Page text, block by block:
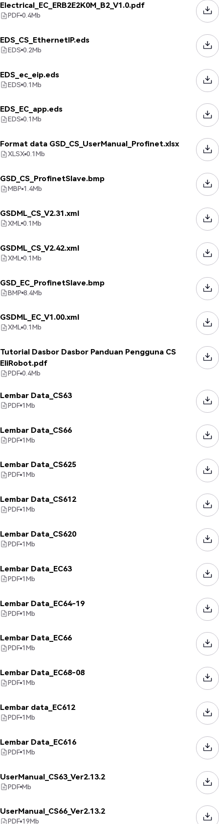
Electrical_EC_ERB2E2K0M_B2_V1.0.pdf
PDF 0.4Mb
EDS_CS_EthernetIP.eds
EDS 0.2Mb
EDS_ec_eip.eds
EDS 0.1Mb
EDS_EC_app.eds
EDS 0.1Mb
Format data GSD_CS_UserManual_Profinet.xlsx
XLSX 0.1Mb
GSD_CS_ProfinetSlave.bmp
MBP 1.4Mb
GSDML_CS_V2.31.xml
XML 0.1Mb
GSDML_CS_V2.42.xml
XML 0.1Mb
GSD_EC_ProfinetSlave.bmp
BMP 8.4Mb
GSDML_EC_V1.00.xml
XML 0.1Mb
Tutorial Dasbor Dasbor Panduan Pengguna CS
EliRobot.pdf
PDF 0.4Mb
Lembar Data_CS63
PDF 1Mb
Lembar Data_CS66
PDF 1Mb
Lembar Data_CS625
PDF 1Mb
Lembar Data_CS612
PDF 1Mb
Lembar Data_CS620
PDF 1Mb
Lembar Data_EC63
PDF 1Mb
Lembar Data_EC64-19
PDF 1Mb
Lembar Data_EC66
PDF 1Mb
Lembar Data_EC68-08
PDF 1Mb
Lembar data_EC612
PDF 1Mb
Lembar Data_EC616
PDF 1Mb
UserManual_CS63_Ver2.13.2
PDF Mb
UserManual_CS66_Ver2.13.2
PDF 19Mb